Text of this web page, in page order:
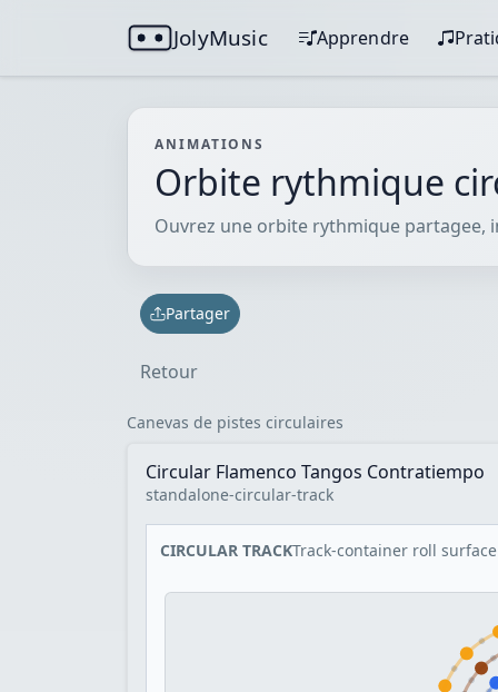
JolyMusic Apprendre
ANIMATIONS
Orbite rythmique
Ouvrez une orbite rythmique partagee,
Partager
Retour
Canevas de pistes circulaires
Circular Flamenco Tangos Contratiempo
standalone-circular-track
CIRCULAR TRACKTrack-container roll surface